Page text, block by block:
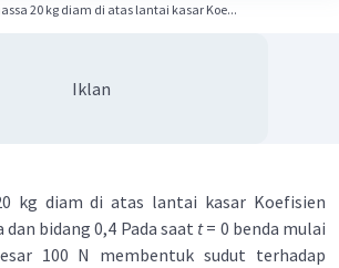
20 kg diam di atas lantai kasar Koe...
Iklan
kg diam di atas lantai kasar Koefisien
bidang 0,4 Pada saat t= 0 benda mulai
100 N membentuk sudut terhadap